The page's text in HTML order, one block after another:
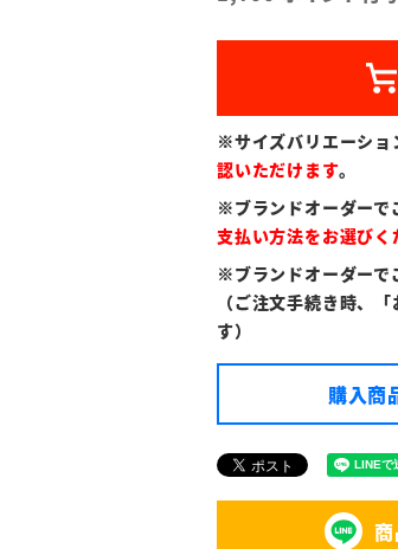
※サイズバリエーショ
認いただけます。
※ブランドオーダーで
支払い方法をお選びく
※ブランドオーダーで
（ご注文手続き時、
す）
購入商